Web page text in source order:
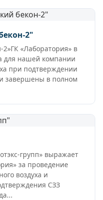
2"
«Лаборатория» в
для нашей компании
при подтверждении
завершены в полном
групп» выражает
за проведение
воздуха и
СЗЗ